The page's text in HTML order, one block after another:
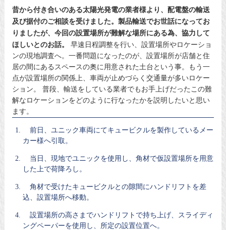
昔から付き合いのある太陽光発電の業者様より、配電盤の輸送
及び据付のご相談を受けました。製品輸送でお世話になってお
りましたが、今回の設置場所が難解な場所にある為、協力して
ほしいとのお話。
早速日程調整を行い、設置場所やロケーショ
ンの現地調査へ。一番問題になったのが、設置場所が店舗と住
居の間にあるスペースの奥に用意された土台という事。もう一
点が設置場所の関係上、車両が止めづらく交通量が多いロケー
ション。 普段、輸送をしている業者でもお手上げだったこの難
解なロケーションをどのように行なったかを説明したいと思い
ます。
前日、ユニック車両にてキュービクルを製作しているメー
カー様へ引取。
当日、現地でユニックを使用し、角材で仮設置場所を用意
した上で荷降ろし。
角材で受けたキュービクルとの隙間にハンドリフトを差
込、設置場所へ移動。
設置場所の高さまでハンドリフトで持ち上げ、スライディ
ングペーパーを使用し、所定の設置位置へ。